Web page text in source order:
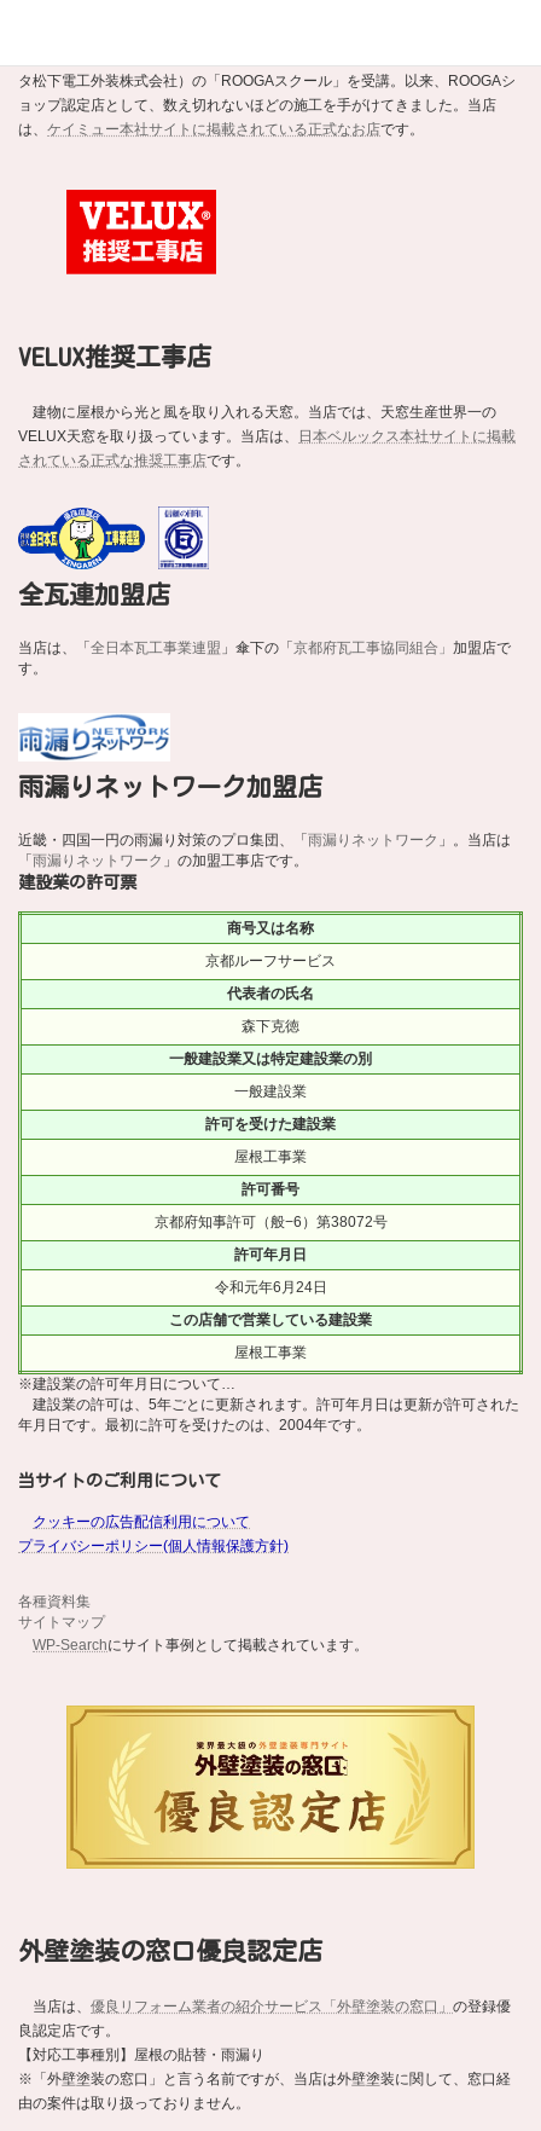
タ松下電工外装株式会社）の「ROOGAスクール」を受講。以来、ROOGAシ
ョップ認定店として、数え切れないほどの施工を手がけてきました。当店
は、 ケイミュー本社サイトに掲載されている正式なお店です。
VELUX推奨工事店
建物に屋根から光と風を取り入れる天窓。当店では、天窓生産世界一の
VELUX天窓を取り扱っています。当店は、
日本ベルックス本社サイトに掲載
されている正式な推奨工事店です。
全瓦連加盟店
当店は、「 全日本瓦工事業連盟 」傘下の「 京都府瓦工事協同組合」 加盟店で
す。
雨漏りネットワーク加盟店
近畿・四国一円の雨漏り対策のプロ集団、「雨漏りネットワーク 」。当店は
「雨漏りネットワーク 」の加盟工事店です。
建設業の許可票
商号又は名称
京都ルーフサービス
代表者の氏名
森下克徳
一般建設業又は特定建設業の別
一般建設業
許可を受けた建設業
屋根工事業
許可番号
京都府知事許可（般−6）第38072号
許可年月日
令和元年6月24日
この店舗で営業している建設業
屋根工事業
※建設業の許可年月日について…
建設業の許可は、5年ごとに更新されます。許可年月日は更新が許可された
年月日です。最初に許可を受けたのは、2004年です。
当サイトのご利用について
クッキーの広告配信利用について
プライバシーポリシー(個人情報保護方針)
各種資料集
サイトマップ
WP-Searchにサイト事例として掲載されています。
外壁塗装の窓口優良認定店
当店は、 優良リフォーム業者の紹介サービス「外壁塗装の窓口」 の登録優
良認定店です。
【対応工事種別】屋根の貼替・雨漏り
※「外壁塗装の窓口」と言う名前ですが、当店は外壁塗装に関して、窓口経
由の案件は取り扱っておりません。